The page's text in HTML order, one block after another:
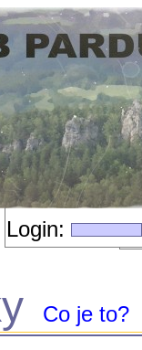
Login:
Co je to?